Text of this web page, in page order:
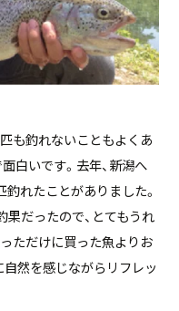
も釣れないこともよくあ
白いです。去年、新潟へ
れたことがありました。
だったので、とてもうれ
ただけに買った魚よりお
然を感じながらリフレッ